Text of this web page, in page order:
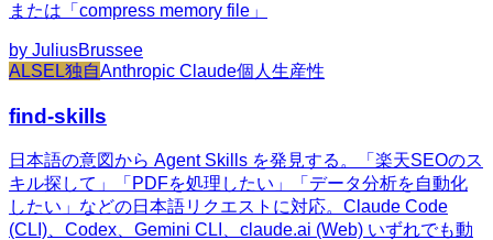
または「compress memory file」
by JuliusBrussee
ALSEL独自Anthropic Claude個人生産性
find-skills
日本語の意図から Agent Skills を発見する。「楽天SEOのス
キル探して」「PDFを処理したい」「データ分析を自動化
したい」などの日本語リクエストに対応。Claude Code
(CLI)、Codex、Gemini CLI、claude.ai (Web) いずれでも動